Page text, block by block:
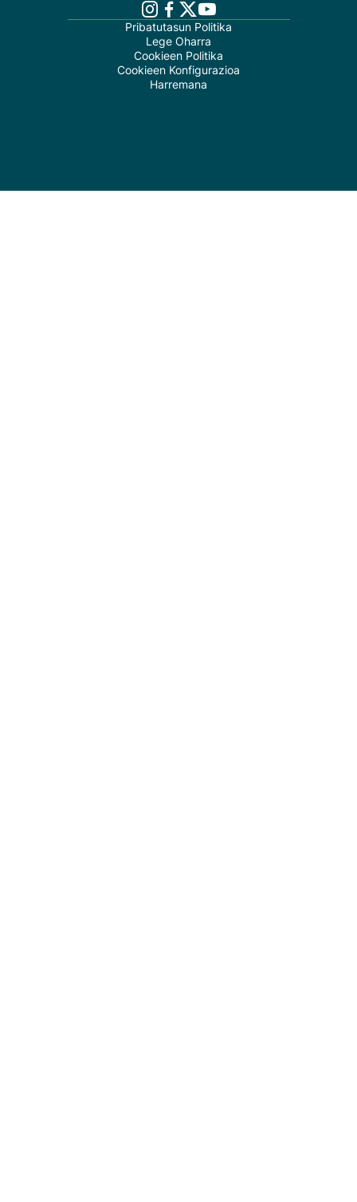
Pribatutasun Politika
Lege Oharra
Cookieen Politika
Cookieen Konfigurazioa
Harremana